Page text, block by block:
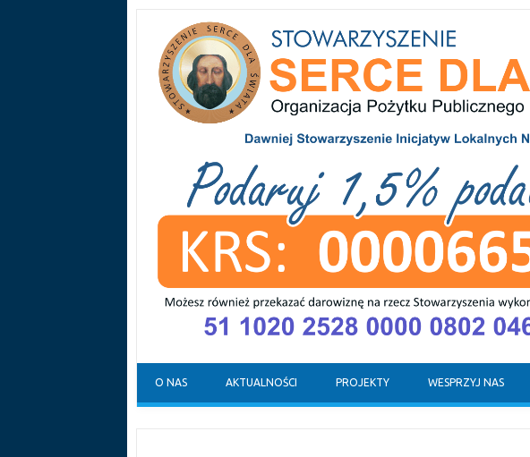
Skip to content
O NAS AKTUALNOŚCI PROJEKTY WESPRZYJ NAS